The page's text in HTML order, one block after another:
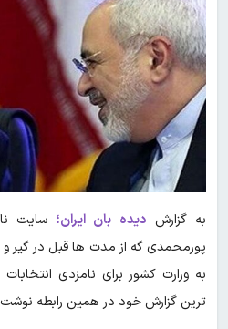
به گزارش دیده بان ایران؛ سایت
پورمحمدی گه از مدت ها قبل در گیر
به وزارت کشور برای نامزدی
ترین گزارش خود در همین رابطه